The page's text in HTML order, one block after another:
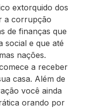
extorquido dos
a corrupção
de finanças que
social e que até
nações.
a receber
casa. Além de
você ainda
orando por